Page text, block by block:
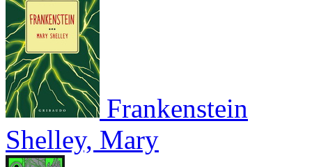
Frankenstein
Shelley, Mary